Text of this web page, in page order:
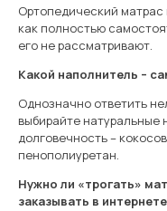
Ортопедический
как полностью
его не рассматривают.
Какой наполнитель –
Однозначно ответить
выбирайте натуральные
долговечность –
пенополиуретан.
Нужно ли «трогать»
заказывать в